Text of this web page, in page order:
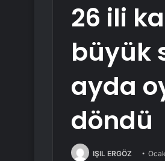
26 ili
büyük
ayda
döndü
IŞIL ERGÖZ